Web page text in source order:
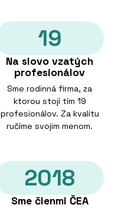
19
Na slovo vzatých
profesionálov
Sme rodinná firma, za
ktorou stojí tím 19
profesionálov. Za kvalitu
ručíme svojim menom.
2018
Sme členmi ČEA